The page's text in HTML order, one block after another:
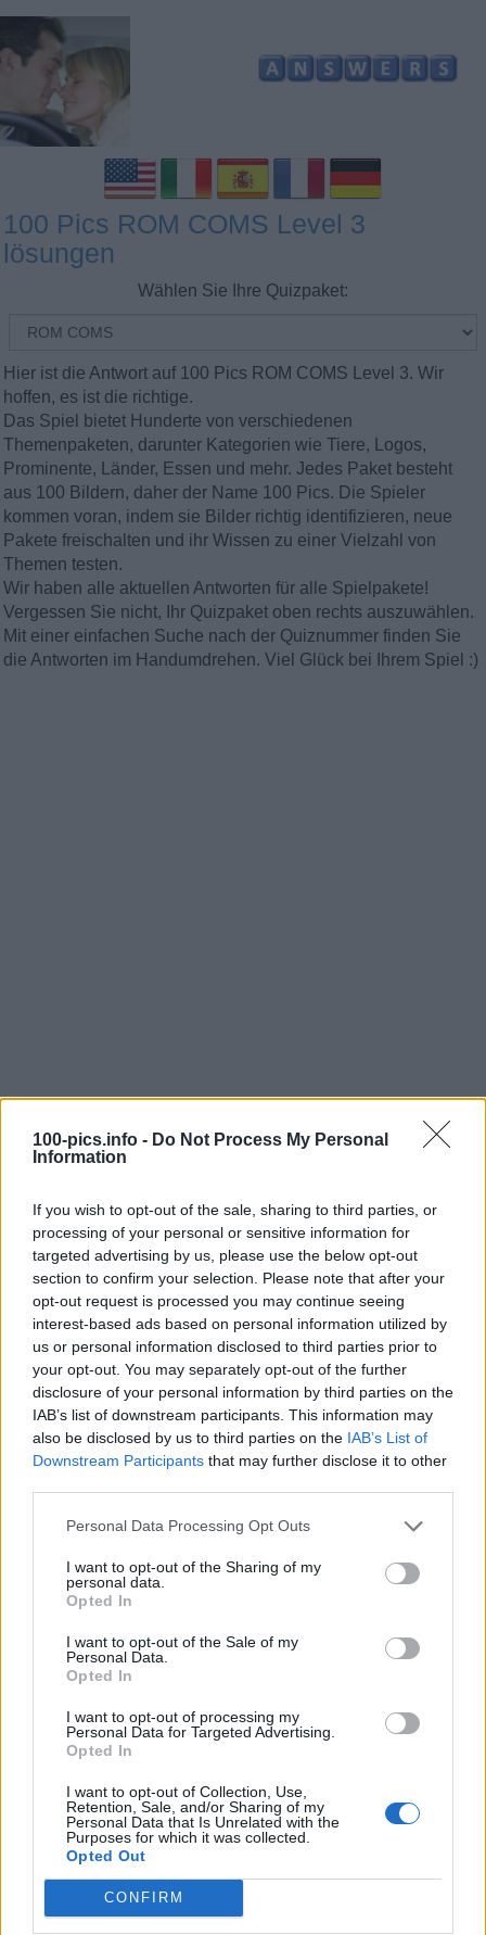
100-pics.info - Do Not Process My Personal
Information
If you wish to opt-out of the sale, sharing to third parties, or
processing of your personal or sensitive information for
targeted advertising by us, please use the below opt-out
section to confirm your selection. Please note that after your
opt-out request is processed you may continue seeing
interest-based ads based on personal information utilized by
us or personal information disclosed to third parties prior to
your opt-out. You may separately opt-out of the further
disclosure of your personal information by third parties on the
IAB’s list of downstream participants. This information may
also be disclosed by us to third parties on the IAB’s List of
Downstream Participants that may further disclose it to other
Personal Data Processing Opt Outs
I want to opt-out of the Sharing of my
personal data.
Opted In
I want to opt-out of the Sale of my
Personal Data.
Opted In
I want to opt-out of processing my
Personal Data for Targeted Advertising.
Opted In
I want to opt-out of Collection, Use,
Retention, Sale, and/or Sharing of my
Personal Data that Is Unrelated with the
Purposes for which it was collected.
Opted Out
CONFIRM
100 Pics ROM COMS Level 3
lösungen
Wählen Sie Ihre Quizpaket:
Hier ist die Antwort auf 100 Pics ROM COMS Level 3. Wir
hoffen, es ist die richtige.
Das Spiel bietet Hunderte von verschiedenen
Themenpaketen, darunter Kategorien wie Tiere, Logos,
Prominente, Länder, Essen und mehr. Jedes Paket besteht
aus 100 Bildern, daher der Name 100 Pics. Die Spieler
kommen voran, indem sie Bilder richtig identifizieren, neue
Pakete freischalten und ihr Wissen zu einer Vielzahl von
Themen testen.
Wir haben alle aktuellen Antworten für alle Spielpakete!
Vergessen Sie nicht, Ihr Quizpaket oben rechts auszuwählen.
Mit einer einfachen Suche nach der Quiznummer finden Sie
die Antworten im Handumdrehen. Viel Glück bei Ihrem Spiel :)
Level: 3
Lösung:ONE FINE DAY
(30stimmen, durchschnitt: 3,00von 5)
Geben Sie Ihre Quiz-Nummer:
Suchen!
Nächste Rätsel:
Klicken Sie auf das Bild, um die Antwort zu sehen.